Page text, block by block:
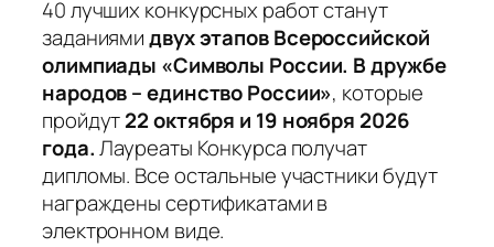
40 лучших конкурсных работ станут
заданиямидвух этапов Всероссийской
олимпиады «Символы России. В дружбе
народов – единство России», которые
пройдут22 октября и 19 ноября 2026
года.Лауреаты Конкурса получат
дипломы. Все остальные участники будут
награждены сертификатами в
электронном виде.